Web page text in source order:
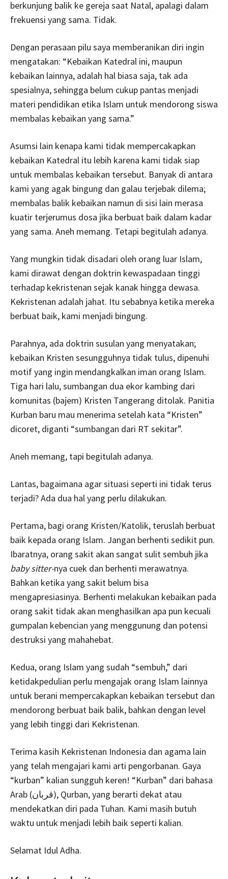
berkunjung balik ke gereja saat Natal, apalagi dalam
frekuensi yang sama. Tidak.
Dengan perasaan pilu saya memberanikan diri ingin
mengatakan: “Kebaikan Katedral ini, maupun
kebaikan lainnya, adalah hal biasa saja, tak ada
spesialnya, sehingga belum cukup pantas menjadi
materi pendidikan etika Islam untuk mendorong siswa
membalas kebaikan yang sama.”
Asumsi lain kenapa kami tidak mempercakapkan
kebaikan Katedral itu lebih karena kami tidak siap
untuk membalas kebaikan tersebut. Banyak di antara
kami yang agak bingung dan galau terjebak dilema;
membalas balik kebaikan namun di sisi lain merasa
kuatir terjerumus dosa jika berbuat baik dalam kadar
yang sama. Aneh memang. Tetapi begitulah adanya.
Yang mungkin tidak disadari oleh orang luar Islam,
kami dirawat dengan doktrin kewaspadaan tinggi
terhadap kekristenan sejak kanak hingga dewasa.
Kekristenan adalah jahat. Itu sebabnya ketika mereka
berbuat baik, kami menjadi bingung.
Parahnya, ada doktrin susulan yang menyatakan;
kebaikan Kristen sesungguhnya tidak tulus, dipenuhi
motif yang ingin mendangkalkan iman orang Islam.
Tiga hari lalu, sumbangan dua ekor kambing dari
komunitas (bajem) Kristen Tangerang ditolak. Panitia
Kurban baru mau menerima setelah kata “Kristen”
dicoret, diganti “sumbangan dari RT sekitar”.
Aneh memang, tapi begitulah adanya.
Lantas, bagaimana agar situasi seperti ini tidak terus
terjadi? Ada dua hal yang perlu dilakukan.
Pertama, bagi orang Kristen/Katolik, teruslah berbuat
baik kepada orang Islam. Jangan berhenti sedikit pun.
Ibaratnya, orang sakit akan sangat sulit sembuh jika
baby sitter-nya cuek dan berhenti merawatnya.
Bahkan ketika yang sakit belum bisa
mengapresiasinya. Berhenti melakukan kebaikan pada
orang sakit tidak akan menghasilkan apa pun kecuali
gumpalan kebencian yang menggunung dan potensi
destruksi yang mahahebat.
Kedua, orang Islam yang sudah “sembuh,” dari
ketidakpedulian perlu mengajak orang Islam lainnya
untuk berani mempercakapkan kebaikan tersebut dan
mendorong berbuat baik balik, bahkan dengan level
yang lebih tinggi dari Kekristenan.
Terima kasih Kekristenan Indonesia dan agama lain
yang telah mengajari kami arti pengorbanan. Gaya
“kurban” kalian sungguh keren! “Kurban” dari bahasa
Arab (قربان), Qurban, yang berarti dekat atau
mendekatkan diri pada Tuhan. Kami masih butuh
waktu untuk menjadi lebih baik seperti kalian.
Selamat Idul Adha.